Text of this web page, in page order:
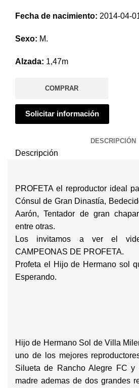
Fecha de nacimiento: 2014-04-
Sexo: M.
Alzada: 1,47m
COMPRAR
Solicitar información
DESCRIPCIÓN
Descripción
PROFETA el reproductor ideal
Cónsul de Gran Dinastía,
Aarón, Tentador de gran
entre otras.
Los invitamos a ver el
CAMPEONAS DE PROFETA.
Profeta el Hijo de Hermano sol
Esperando.
Hijo de Hermano Sol de Villa
uno de los mejores
Silueta de Rancho Alegre FC y
madre ademas de dos grandes